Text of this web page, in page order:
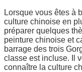
Lorsque vous êtes à
culture chinoise en
préparer quelques
peinture chinoise et
barrage des trois
classe est incluse. Il
connaître la culture